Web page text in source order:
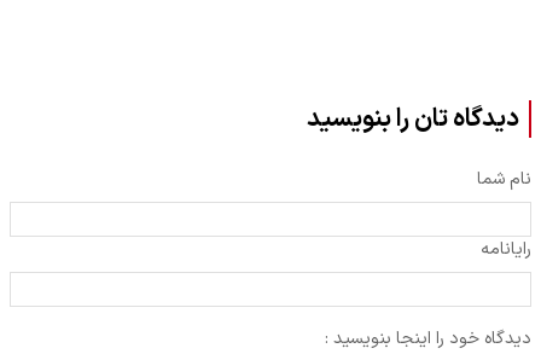
دیدگاه تان را بنویسید
نام شما
رایانامه
دیدگاه خود را اینجا بنویسید :